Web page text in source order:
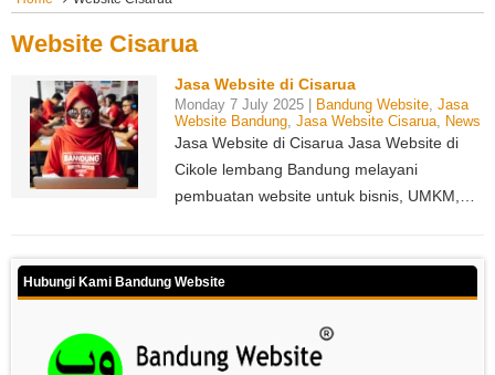
Website Cisarua
Jasa Website di Cisarua
Monday 7 July 2025 | Bandung Website, Jasa
Website Bandung, Jasa Website Cisarua, News
Jasa Website di Cisarua Jasa Website di
Cikole lembang Bandung melayani
pembuatan website untuk bisnis, UMKM,…
Hubungi Kami Bandung Website